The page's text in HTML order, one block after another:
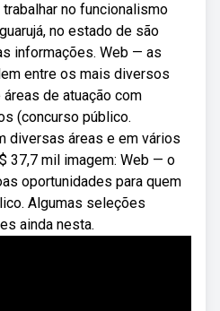
no funcionalismo
no estado de são
informações. Web — as
entre os mais diversos
de atuação com
(concurso público.
diversas áreas e em vários
37,7 mil imagem: Web — o
oportunidades para quem
Algumas seleções
ainda nesta.